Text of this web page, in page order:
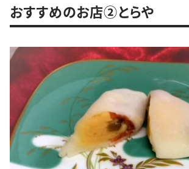
おすすめのお店②とらや